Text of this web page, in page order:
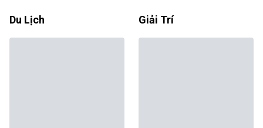
Du Lịch Giải Trí